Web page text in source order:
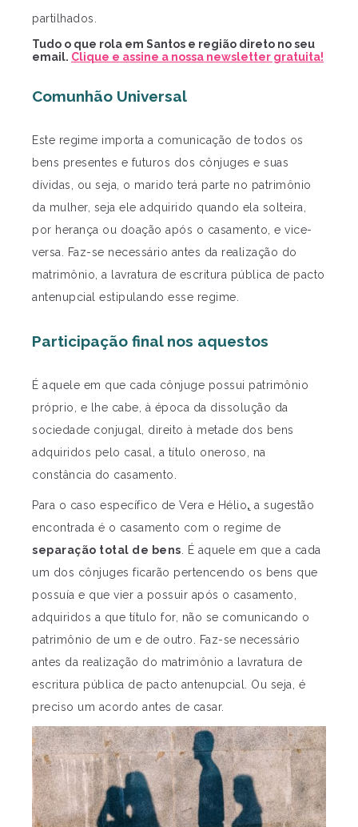
partilhados.
Tudo o que rola em Santos e região direto no seu
email. Clique e assine a nossa newsletter gratuita!
Comunhão Universal
Este regime importa a comunicação de todos os
bens presentes e futuros dos cônjuges e suas
dívidas, ou seja, o marido terá parte no patrimônio
da mulher, seja ele adquirido quando ela solteira,
por herança ou doação após o casamento, e vice-
versa. Faz-se necessário antes da realização do
matrimônio, a lavratura de escritura pública de pacto
antenupcial estipulando esse regime.
Participação final nos aquestos
É aquele em que cada cônjuge possui patrimônio
próprio, e lhe cabe, à época da dissolução da
sociedade conjugal, direito à metade dos bens
adquiridos pelo casal, a título oneroso, na
constância do casamento.
Para o caso específico de Vera e Hélio, a sugestão
encontrada é o casamento com o regime de
separação total de bens . É aquele em que a cada
um dos cônjuges ficarão pertencendo os bens que
possuía e que vier a possuir após o casamento,
adquiridos a que título for, não se comunicando o
patrimônio de um e de outro. Faz-se necessário
antes da realização do matrimônio a lavratura de
escritura pública de pacto antenupcial. Ou seja, é
preciso um acordo antes de casar.